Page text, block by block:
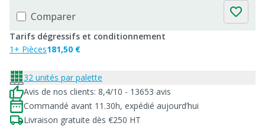
Comparer
Tarifs dégressifs et conditionnement
1+ Pièces181,50 €
32 unités par palette
Avis de nos clients: 8,4/10 - 13653 avis
Commandé avant 11.30h, expédié aujourd’hui
Livraison gratuite dès €250 HT